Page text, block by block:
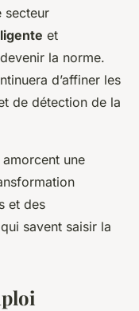
secteur
et
la norme.
d’affiner les
de détection de la
amorcent une
et des
savent saisir la